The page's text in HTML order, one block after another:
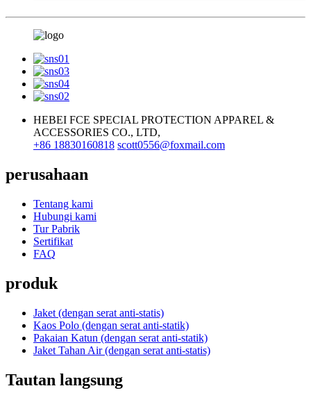
HEBEI FCE SPECIAL PROTECTION APPAREL &
ACCESSORIES CO., LTD,
+86 18830160818 scott0556@foxmail.com
perusahaan
Tentang kami
Hubungi kami
Tur Pabrik
Sertifikat
FAQ
produk
Jaket (dengan serat anti-statis)
Kaos Polo (dengan serat anti-statik)
Pakaian Katun (dengan serat anti-statik)
Jaket Tahan Air (dengan serat anti-statis)
Tautan langsung